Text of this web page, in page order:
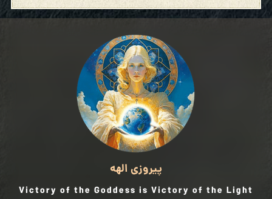
پیروزی الهه
Victory of the Goddess is Victory of the Light